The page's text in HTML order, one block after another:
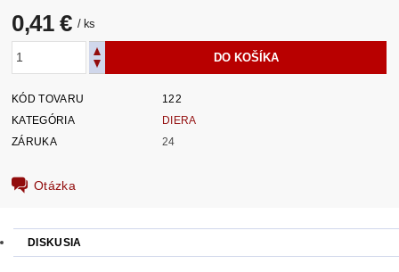
0,41 € / ks
KÓD TOVARU
122
KATEGÓRIA
DIERA
ZÁRUKA
24
Otázka
DISKUSIA